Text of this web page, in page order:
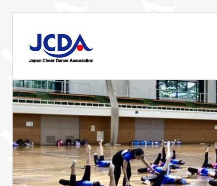
へ
ス
キ
プ
STAFF
BLOG
の
講
会
や
イ
ベ
ン